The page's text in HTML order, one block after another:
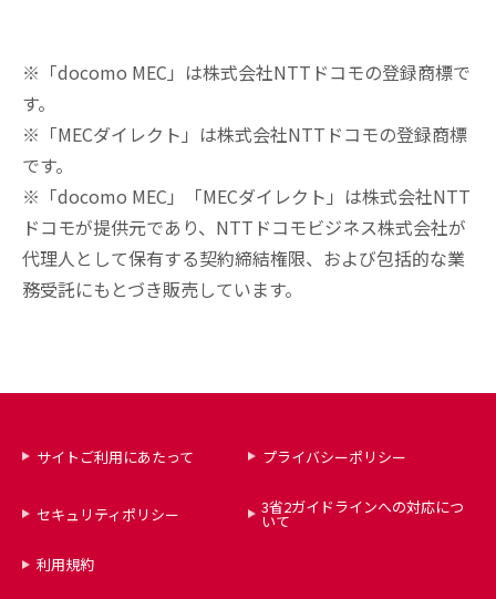
※「docomo MEC」は株式会社NTTドコモの登録商標で
す。
※「MECダイレクト」は株式会社NTTドコモの登録商標
です。
※「docomo MEC」「MECダイレクト」は株式会社NTT
ドコモが提供元であり、NTTドコモビジネス株式会社が
代理人として保有する契約締結権限、および包括的な業
務受託にもとづき販売しています。
サイトご利用にあたって プライバシーポリシー
セキュリティポリシー 3省2ガイドラインへの対応につ
いて
利用規約